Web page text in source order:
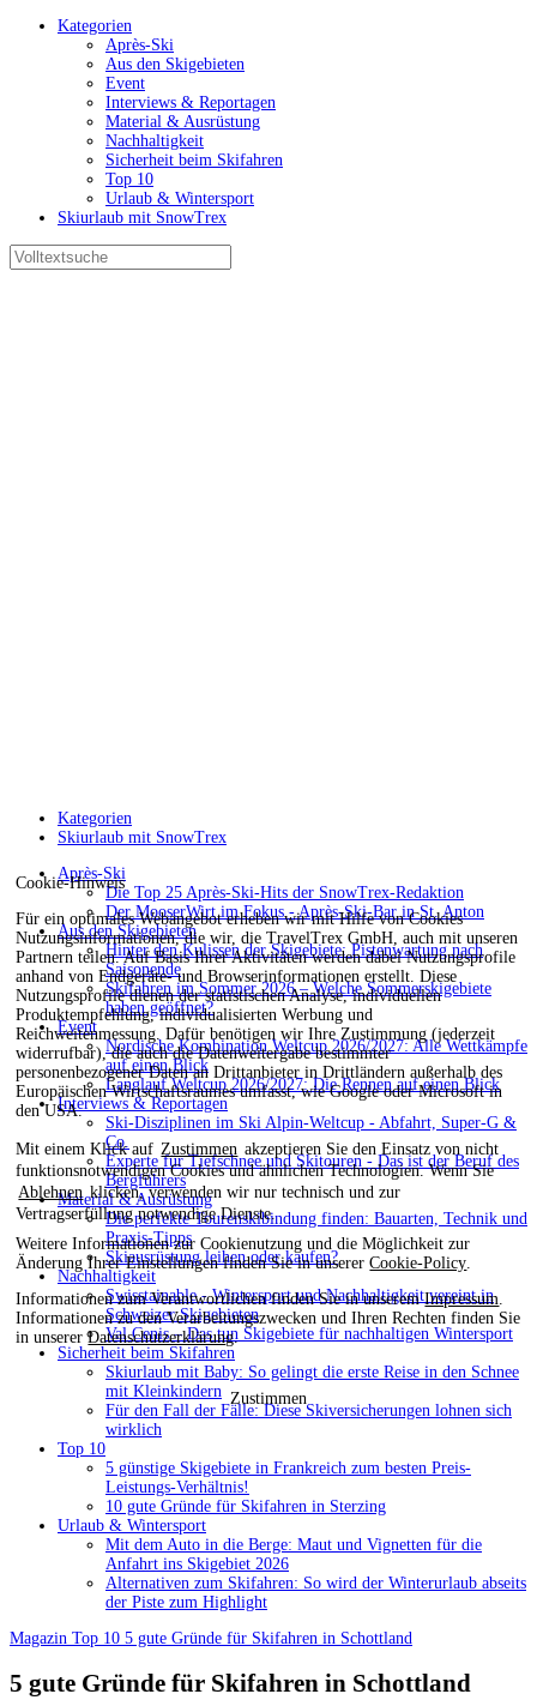
Cookie-Hinweis
Für ein optimales Webangebot erheben wir mit Hilfe von Cookies
Nutzungsinformationen, die wir, die TravelTrex GmbH, auch mit unseren
Partnern teilen. Auf Basis Ihrer Aktivitäten werden dabei Nutzungsprofile
anhand von Endgeräte- und Browserinformationen erstellt. Diese
Nutzungsprofile dienen der statistischen Analyse, individuellen
Produktempfehlung, individualisierten Werbung und
Reichweitenmessung. Dafür benötigen wir Ihre Zustimmung (jederzeit
widerrufbar), die auch die Datenweitergabe bestimmter
personenbezogener Daten an Drittanbieter in Drittländern außerhalb des
Europäischen Wirtschaftsraumes umfasst, wie Google oder Microsoft in
den USA.
Mit einem Klick auf Zustimmen akzeptieren Sie den Einsatz von nicht
funktionsnotwendigen Cookies und ähnlichen Technologien. Wenn Sie
Ablehnenklicken, verwenden wir nur technisch und zur
Vertragserfüllung notwendige Dienste.
Weitere Informationen zur Cookienutzung und die Möglichkeit zur
Änderung Ihrer Einstellungen finden Sie in unsererCookie-Policy
Informationen zum Verantwortlichen finden Sie in unseremImpressum
Informationen zu den Verarbeitungszwecken und Ihren Rechten finden Sie
in unsererDatenschutzerklärung.
Zustimmen
Kategorien
Après-Ski
Aus den Skigebieten
Event
Interviews & Reportagen
Material & Ausrüstung
Nachhaltigkeit
Sicherheit beim Skifahren
Top 10
Urlaub & Wintersport
Skiurlaub mit SnowTrex
Kategorien
Skiurlaub mit SnowTrex
Après-Ski
Die Top 25 Après-Ski-Hits der SnowTrex-Redaktion
Der MooserWirt im Fokus - Après-Ski-Bar in St. Anton
Aus den Skigebieten
Hinter den Kulissen der Skigebiete: Pistenwartung nach
Saisonende
Skifahren im Sommer 2026 – Welche Sommerskigebiete
haben geöffnet?
Event
Nordische Kombination Weltcup 2026/2027: Alle Wettkämpfe
auf einen Blick
Langlauf Weltcup 2026/2027: Die Rennen auf einen Blick
Interviews & Reportagen
Ski-Disziplinen im Ski Alpin-Weltcup - Abfahrt, Super-G &
Co.
Experte für Tiefschnee und Skitouren - Das ist der Beruf des
Bergführers
Material & Ausrüstung
Die perfekte Tourenskibindung finden: Bauarten, Technik und
Praxis-Tipps
Skiausrüstung leihen oder kaufen?
Nachhaltigkeit
Swisstainable - Wintersport und Nachhaltigkeit vereint in
Schweizer Skigebieten
Val Cenis – Das tun Skigebiete für nachhaltigen Wintersport
Sicherheit beim Skifahren
Skiurlaub mit Baby: So gelingt die erste Reise in den Schnee
mit Kleinkindern
Für den Fall der Fälle: Diese Skiversicherungen lohnen sich
wirklich
Top 10
5 günstige Skigebiete in Frankreich zum besten Preis-
Leistungs-Verhältnis!
10 gute Gründe für Skifahren in Sterzing
Urlaub & Wintersport
Mit dem Auto in die Berge: Maut und Vignetten für die
Anfahrt ins Skigebiet 2026
Alternativen zum Skifahren: So wird der Winterurlaub abseits
der Piste zum Highlight
Magazin Top 10 5 gute Gründe für Skifahren in Schottland
5 gute Gründe für Skifahren in Schottland